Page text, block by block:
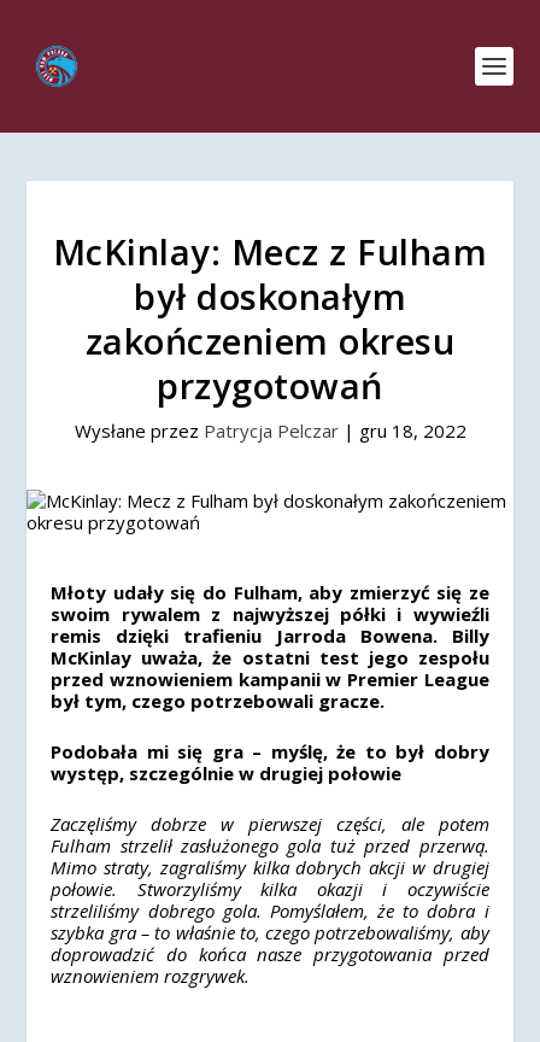
McKinlay: Mecz z Fulham
był doskonałym
zakończeniem okresu
przygotowań
Wysłane przez Patrycja Pelczar| gru 18, 2022
Młoty udały się do Fulham, aby zmierzyć się ze
swoim rywalem z najwyższej półki i wywieźli
remis dzięki trafieniu Jarroda Bowena. Billy
McKinlay uważa, że ostatni test jego zespołu
przed wznowieniem kampanii w Premier League
był tym, czego potrzebowali gracze.
Podobała mi się gra – myślę, że to był dobry
występ, szczególnie w drugiej połowie
Zaczęliśmy dobrze w pierwszej części, ale potem
Fulham strzelił zasłużonego gola tuż przed przerwą.
Mimo straty, zagraliśmy kilka dobrych akcji w drugiej
połowie. Stworzyliśmy kilka okazji i oczywiście
strzeliliśmy dobrego gola. Pomyślałem, że to dobra i
szybka gra – to właśnie to, czego potrzebowaliśmy, aby
doprowadzić do końca nasze przygotowania przed
wznowieniem rozgrywek.